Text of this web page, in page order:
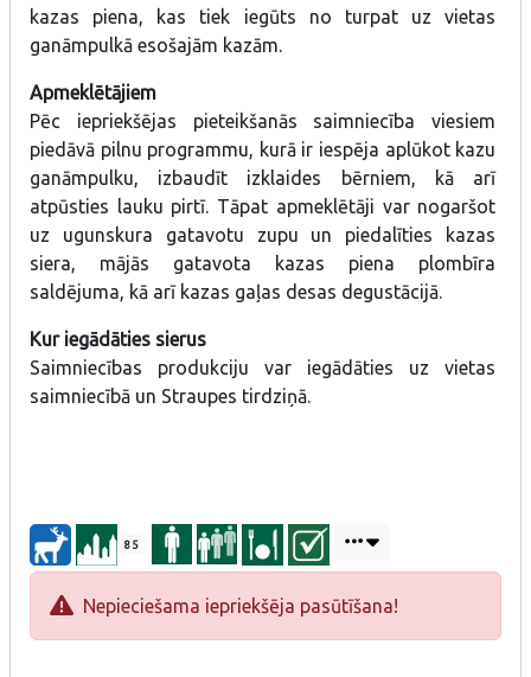
kazas piena, kas tiek iegūts no turpat uz vietas
ganāmpulkā esošajām kazām.
Apmeklētājiem
Pēc iepriekšējas pieteikšanās saimniecība viesiem
piedāvā pilnu programmu, kurā ir iespēja aplūkot kazu
ganāmpulku, izbaudīt izklaides bērniem, kā arī
atpūsties lauku pirtī. Tāpat apmeklētāji var nogaršot
uz ugunskura gatavotu zupu un piedalīties kazas
siera, mājās gatavota kazas piena plombīra
saldējuma, kā arī kazas gaļas desas degustācijā.
Kur iegādāties sierus
Saimniecības produkciju var iegādāties uz vietas
saimniecībā un Straupes tirdziņā.
85
Nepieciešama iepriekšēja pasūtīšana!